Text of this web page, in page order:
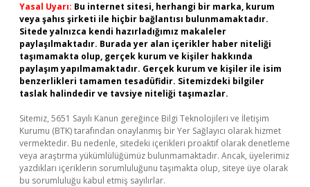
Yasal Uyarı: Bu internet sitesi, herhangi bir marka, kurum
veya şahıs şirketi ile hiçbir bağlantısı bulunmamaktadır.
Sitede yalnızca kendi hazırladığımız makaleler
paylaşılmaktadır. Burada yer alan içerikler haber niteliği
taşımamakta olup, gerçek kurum ve kişiler hakkında
paylaşım yapılmamaktadır. Gerçek kurum ve kişiler ile isim
benzerlikleri tamamen tesadüfidir. Sitemizdeki bilgiler
taslak halindedir ve tavsiye niteliği taşımazlar.
Sitemiz, 5651 Sayılı Kanun gereğince Bilgi Teknolojileri ve İletişim
Kurumu (BTK) tarafından onaylanmış bir Yer Sağlayıcı olarak hizmet
vermektedir. Bu nedenle, sitedeki içerikleri proaktif olarak denetleme
veya araştırma yükümlülüğümüz bulunmamaktadır. Ancak, üyelerimiz
yazdıkları içeriklerin sorumluluğunu taşımakta olup, siteye üye olarak
bu sorumluluğu kabul etmiş sayılırlar.